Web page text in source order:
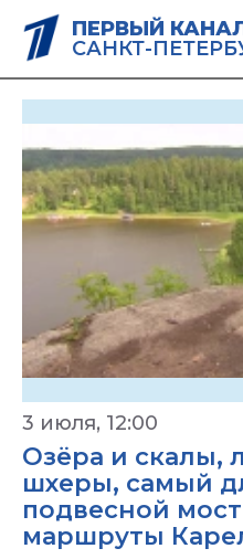
ПЕРВЫЙ
САНКТ-
3 июля, 12:00
Озёра и скалы,
шхеры, самый
подвесной
маршруты